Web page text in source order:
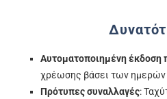
Αυτοματοποιημένη έκδοση
χρέωσης βάσει των ημερών
Πρότυπες συναλλαγές: